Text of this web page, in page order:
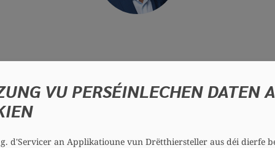
Chambre des Députés, je souhaiterais poser
a publié une circulaire à l’attention du corps
l’utilisation prioritaire des vaccins hautement
VU PERSÉINLECHEN DATEN A
d'Servicer an Applikatioune vun Drëtthiersteller aus déi dierfe